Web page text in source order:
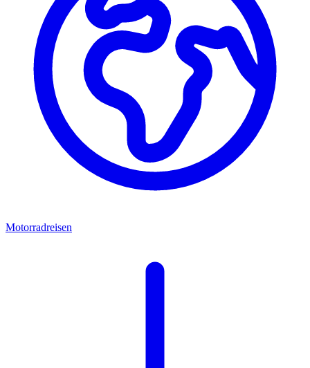
Motorradreisen